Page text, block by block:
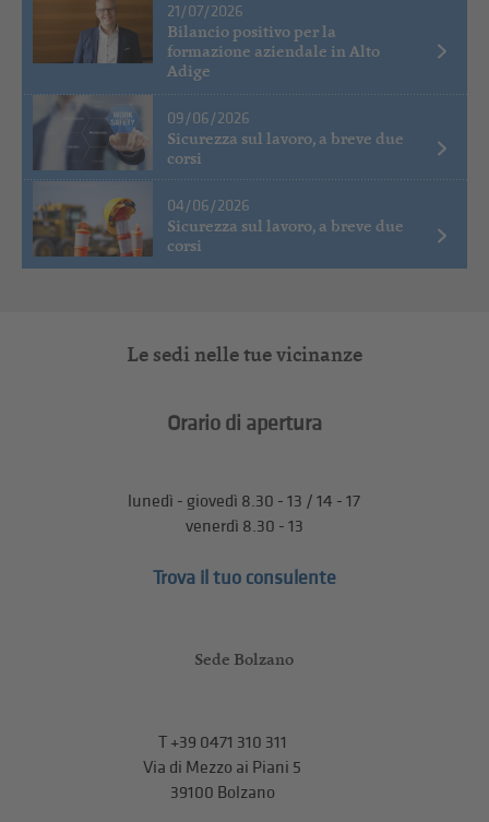
21/07/2026
Bilancio positivo per la
formazione aziendale in Alto
Adige
09/06/2026
Sicurezza sul lavoro, a breve due
corsi
04/06/2026
Sicurezza sul lavoro, a breve due
corsi
Le sedi nelle tue vicinanze
Orario di apertura
lunedì - giovedì 8.30 - 13 / 14 - 17
venerdì 8.30 - 13
Trova il tuo consulente
Sede Bolzano
T+39 0471 310 311
Via di Mezzo ai Piani 5
39100 Bolzano